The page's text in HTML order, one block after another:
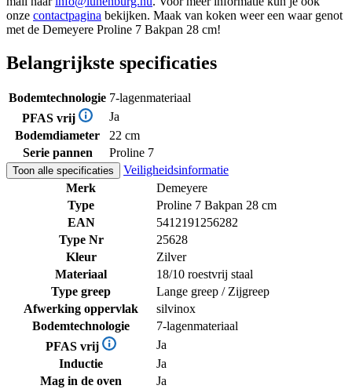
onze contactpagina bekijken. Maak van koken weer een waar genot
met de Demeyere Proline 7 Bakpan 28 cm!
Belangrijkste specificaties
Bodemtechnologie 7-lagenmateriaal
PFAS vrij
Ja
Bodemdiameter
22 cm
Serie pannen
Proline 7
Toon alle specificaties
Veiligheidsinformatie
Merk
Demeyere
Type
Proline 7 Bakpan 28 cm
EAN
5412191256282
Type Nr
25628
Kleur
Zilver
Materiaal
18/10 roestvrij staal
Type greep
Lange greep / Zijgreep
Afwerking oppervlak
silvinox
Bodemtechnologie
7-lagenmateriaal
PFAS vrij
Ja
Inductie
Ja
Mag in de oven
Ja